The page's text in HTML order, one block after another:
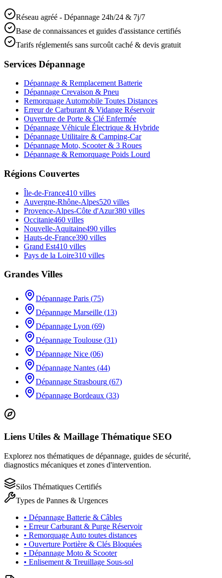
Réseau agréé - Dépannage 24h/24 & 7j/7
Base de connaissances et guides d'assistance certifiés
Tarifs réglementés sans surcoût caché & devis gratuit
Services Dépannage
Dépannage & Remplacement Batterie
Dépannage Crevaison & Pneu
Remorquage Automobile Toutes Distances
Erreur de Carburant & Vidange Réservoir
Ouverture de Porte & Clé Enfermée
Dépannage Véhicule Électrique & Hybride
Dépannage Utilitaire & Camping-Car
Dépannage Moto, Scooter & 3 Roues
Dépannage & Remorquage Poids Lourd
Régions Couvertes
Île-de-France410 villes
Auvergne-Rhône-Alpes520 villes
Provence-Alpes-Côte d'Azur380 villes
Occitanie460 villes
Nouvelle-Aquitaine490 villes
Hauts-de-France390 villes
Grand Est410 villes
Pays de la Loire310 villes
Grandes Villes
Dépannage Paris (75)
Dépannage Marseille (13)
Dépannage Lyon (69)
Dépannage Toulouse (31)
Dépannage Nice (06)
Dépannage Nantes (44)
Dépannage Strasbourg (67)
Dépannage Bordeaux (33)
Liens Utiles & Maillage Thématique SEO
Explorez nos thématiques de dépannage, guides de sécurité,
diagnostics mécaniques et zones d'intervention.
Silos Thématiques Certifiés
Types de Pannes & Urgences
• Dépannage Batterie & Câbles
• Erreur Carburant & Purge Réservoir
• Remorquage Auto toutes distances
• Ouverture Portière & Clés Bloquées
• Dépannage Moto & Scooter
• Enlisement & Treuillage Sous-sol